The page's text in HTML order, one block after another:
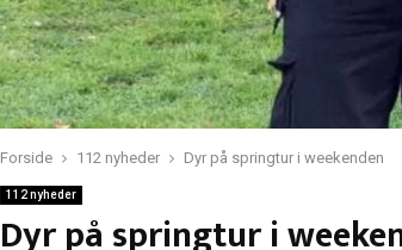
Forside 112 nyheder Dyr på springtur i weekenden
112 nyheder
Dyr på springtur i